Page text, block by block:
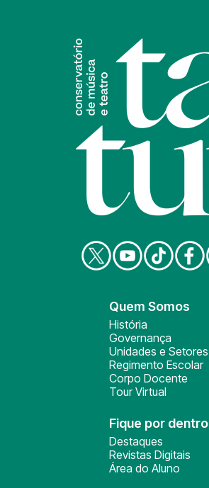
Quem Somos
História
Governança
Unidades e Setores
Regimento Escolar
Corpo Docente
Tour Virtual
Fique por dentro
Destaques
Revistas Digitais
Área do Aluno